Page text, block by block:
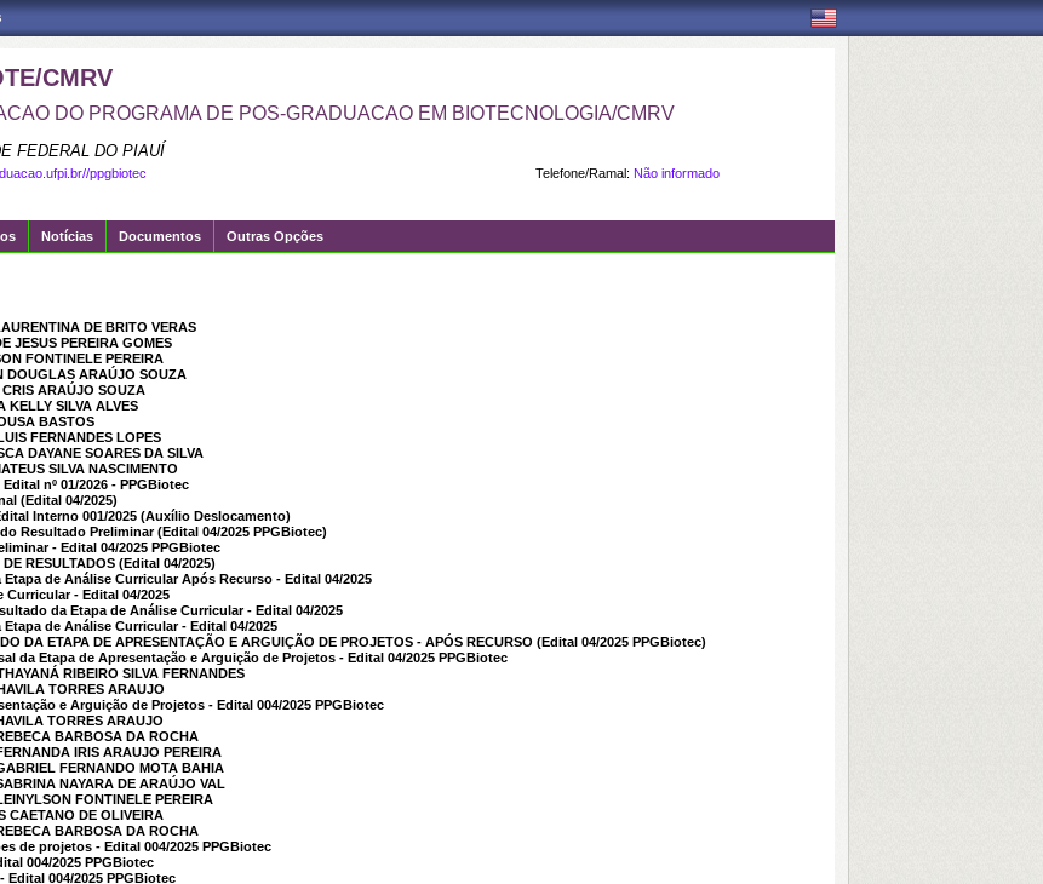
CMRV
DO PROGRAMA DE POS-GRADUACAO EM BIOTECNOLOGIA/CMRV
FEDERAL DO PIAUÍ
Telefone/Ramal: Não informado
ppgbiotec
Notícias Documentos Outras Opções
DE BRITO VERAS
JESUS PEREIRA GOMES
FONTINELE PEREIRA
DOUGLAS ARAÚJO SOUZA
ARAÚJO SOUZA
KELLY SILVA ALVES
BASTOS
FERNANDES LOPES
DAYANE SOARES DA SILVA
SILVA NASCIMENTO
nº 01/2026 - PPGBiotec
(Edital 04/2025)
Interno 001/2025 (Auxílio Deslocamento)
Resultado Preliminar (Edital 04/2025 PPGBiotec)
- Edital 04/2025 PPGBiotec
RESULTADOS (Edital 04/2025)
de Análise Curricular Após Recurso - Edital 04/2025
Curricular - Edital 04/2025
da Etapa de Análise Curricular - Edital 04/2025
de Análise Curricular - Edital 04/2025
DA ETAPA DE APRESENTAÇÃO E ARGUIÇÃO DE PROJETOS - APÓS RECURSO (Edital 04/2025 PPGBiotec)
da Etapa de Apresentação e Arguição de Projetos - Edital 04/2025 PPGBiotec
RIBEIRO SILVA FERNANDES
TORRES ARAUJO
e Arguição de Projetos - Edital 004/2025 PPGBiotec
TORRES ARAUJO
BARBOSA DA ROCHA
IRIS ARAUJO PEREIRA
FERNANDO MOTA BAHIA
NAYARA DE ARAÚJO VAL
FONTINELE PEREIRA
CAETANO DE OLIVEIRA
BARBOSA DA ROCHA
de projetos - Edital 004/2025 PPGBiotec
004/2025 PPGBiotec
004/2025 PPGBiotec